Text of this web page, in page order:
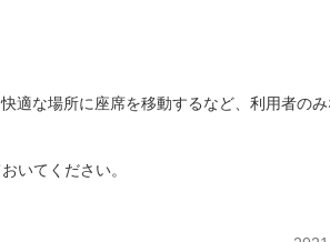
な場所に座席を移動するなど、利用者のみ
いてください。